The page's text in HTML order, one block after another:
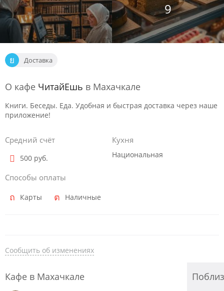
9
Доставка
О кафе ЧитайЕшь в Махачкале
Книги. Беседы. Еда. Удобная и быстрая доставка через наше
приложение!
Средний счёт
500 руб.
Способы оплаты
Карты Наличные
Кухня
Национальная
Сообщить об изменениях
Кафе в Махачкале